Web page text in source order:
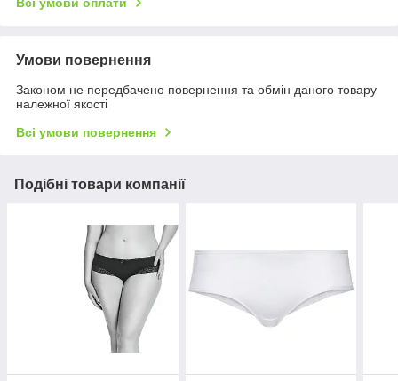
Умови повернення
Законом не передбачено повернення та обмін даного товару
належної якості
Всі умови повернення
Подібні товари компанії